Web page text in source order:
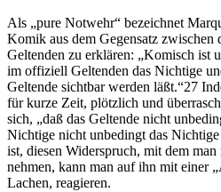
Als „pure Notwehr“ bezeichnet
Komik aus dem Gegensatz zwischen
Geltenden zu erklären: „Komisch ist
im offiziell Geltenden das Nichtige
Geltende sichtbar werden läßt.“27
für kurze Zeit, plötzlich und
sich, „daß das Geltende nicht
Nichtige nicht unbedingt das
ist, diesen Widerspruch, mit dem
nehmen, kann man auf ihn mit einer
Lachen, reagieren.